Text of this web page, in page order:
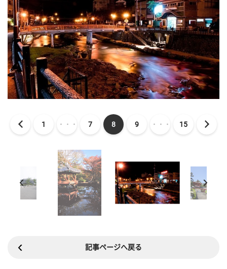
1 ・・・ 7 8 9 ・・・ 15
記事ページへ戻る